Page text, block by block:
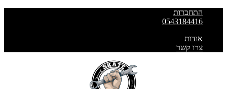
התחברות
0543184416
אודות
צרו קשר